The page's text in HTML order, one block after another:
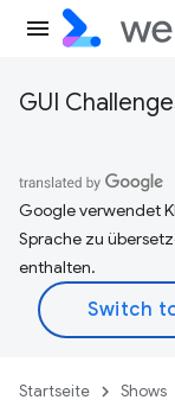
GUI
Google verwendet
Sprache zu
enthalten.
Startseite Shows